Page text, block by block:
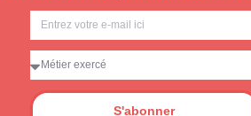
S'abonner